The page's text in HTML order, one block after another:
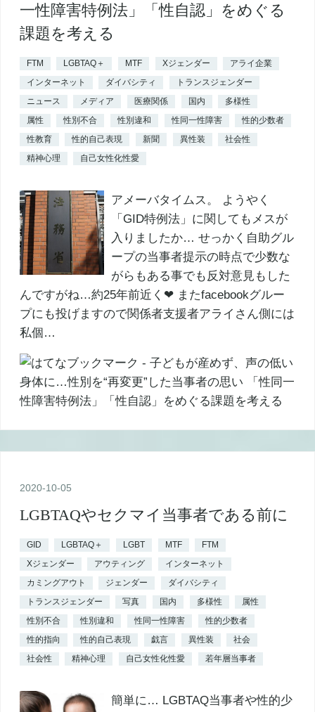
一性障害特例法」「性自認」をめぐる
課題を考える
FTM LGBTAQ＋ MTF Xジェンダー
アライ企業
インターネット
ダイバシティ
トランスジェンダー
ニュース
メディア 医療関係 国内
多様性
属性
性別不合 性別違和 性同一性障害
性的少数者
性教育
性的自己表現 新聞 異性装
社会性
精神心理
自己女性化性愛
アメーバタイムス。 ようやく
「GID特例法」に関してもメスが
入りましたか… せっかく自助グル
ープの当事者提示の時点で少数な
がらもある事でも反対意見もした
んですがね…約25年前近く❤ またfacebookグルー
プにも投げますので関係者支援者アライさん側には
私個…
2020-10-05
LGBTAQやセクマイ当事者である前に
GID LGBTAQ＋ LGBT MTF
FTM
Xジェンダー
アウティング
インターネット
カミングアウト
ジェンダー
ダイバシティ
トランスジェンダー
写真 国内 多様性
属性
性別不合
性別違和 性同一性障害
性的少数者
性的指向
性的自己表現 戯言 異性装
社会
社会性
精神心理 自己女性化性愛 若年層当事者
簡単に… LGBTAQ当事者や性的少